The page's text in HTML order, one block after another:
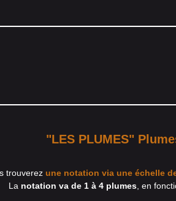
"LES PLUMES"
trouverez une notation via une échelle
La notation va de 1 à 4 plumes , en